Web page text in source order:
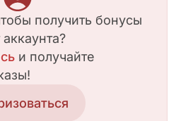
получить бонусы
и получайте